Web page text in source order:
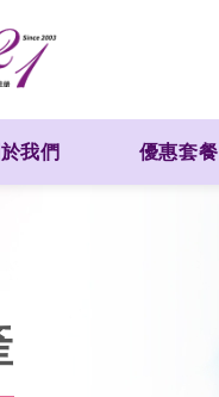
我們 優惠套餐